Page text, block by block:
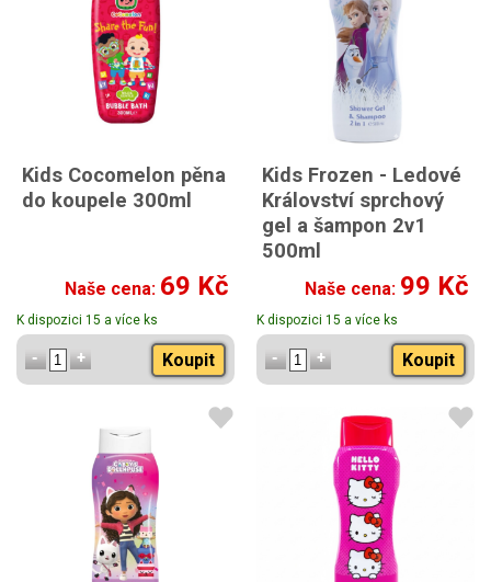
Kids Cocomelon pěna
do koupele 300ml
Naše cena: 69 Kč
K dispozici 15 a více ks
Koupit
Kids Frozen - Ledové
Království sprchový
gel a šampon 2v1
500ml
Naše cena: 99 Kč
K dispozici 15 a více ks
Koupit